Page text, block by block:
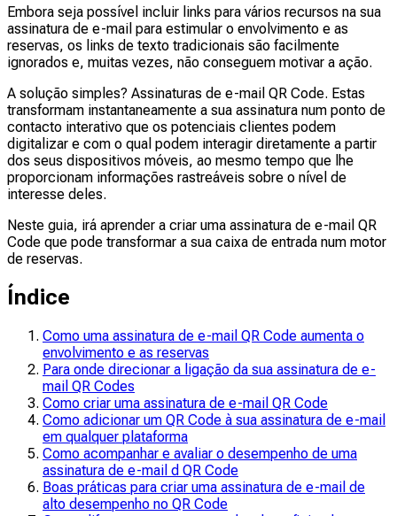
Embora seja possível incluir links para vários recursos na sua
assinatura de e-mail para estimular o envolvimento e as
reservas, os links de texto tradicionais são facilmente
ignorados e, muitas vezes, não conseguem motivar a ação.
A solução simples? Assinaturas de e-mail QR Code. Estas
transformam instantaneamente a sua assinatura num ponto de
contacto interativo que os potenciais clientes podem
digitalizar e com o qual podem interagir diretamente a partir
dos seus dispositivos móveis, ao mesmo tempo que lhe
proporcionam informações rastreáveis sobre o nível de
interesse deles.
Neste guia, irá aprender a criar uma assinatura de e-mail QR
Code que pode transformar a sua caixa de entrada num motor
de reservas.
Índice
Como uma assinatura de e-mail QR Code aumenta o
envolvimento e as reservas
Para onde direcionar a ligação da sua assinatura de e-
mail QR Codes
Como criar uma assinatura de e-mail QR Code
Como adicionar um QR Code à sua assinatura de e-mail
em qualquer plataforma
Como acompanhar e avaliar o desempenho de uma
assinatura de e-mail d QR Code
Boas práticas para criar uma assinatura de e-mail de
alto desempenho no QR Code